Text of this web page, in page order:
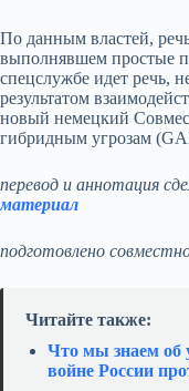
По данным властей,
выполнявшем простые
спецслужбе идет речь,
результатом
новый немецкий
гибридным угрозам
перевод и аннотация
материал
подготовлено
Читайте также:
Что мы знаем об
войне России